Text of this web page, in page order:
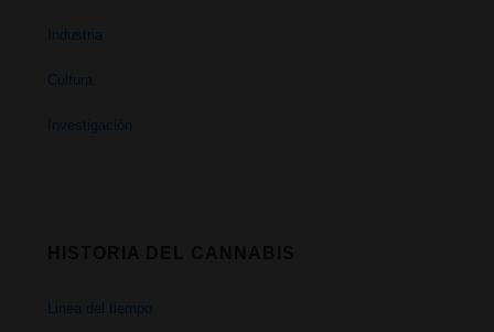
Industria
Cultura
Investigación
Linea del tiempo